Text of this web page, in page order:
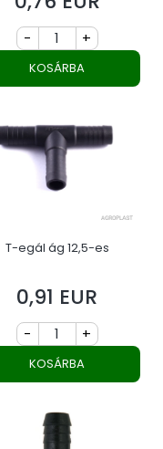
- +
KOSÁRBA
T-egál ág 12,5-es
Ár
0,91 EUR
- +
KOSÁRBA